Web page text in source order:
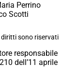
Perrino
Scotti
sono riservati
responsabile
dell’11 aprile